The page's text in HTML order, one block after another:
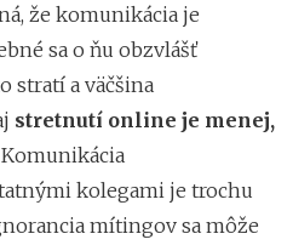
že komunikácia je
sa o ňu obzvlášť
stratí a väčšina
stretnutí online je menej,
Komunikácia
kolegami je trochu
mítingov sa môže